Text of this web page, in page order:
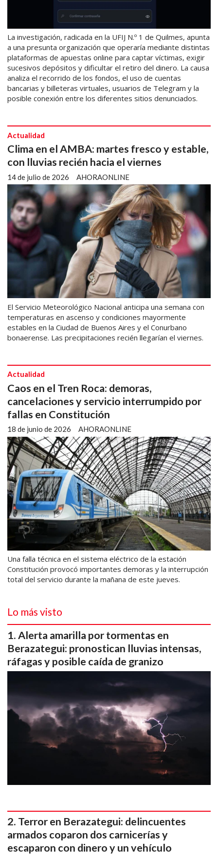
La investigación, radicada en la UFIJ N.º 1 de Quilmes, apunta
a una presunta organización que operaría mediante distintas
plataformas de apuestas online para captar víctimas, exigir
sucesivos depósitos y dificultar el retiro del dinero. La causa
analiza el recorrido de los fondos, el uso de cuentas
bancarias y billeteras virtuales, usuarios de Telegram y la
posible conexión entre los diferentes sitios denunciados.
Clima en el AMBA: martes fresco y estable,
con lluvias recién hacia el viernes
AHORAONLINE
Actualidad
14 de julio de 2026
El Servicio Meteorológico Nacional anticipa una semana con
temperaturas en ascenso y condiciones mayormente
estables en la Ciudad de Buenos Aires y el Conurbano
bonaerense. Las precipitaciones recién llegarían el viernes.
Caos en el Tren Roca: demoras,
cancelaciones y servicio interrumpido por
fallas en Constitución
AHORAONLINE
Actualidad
18 de junio de 2026
Una falla técnica en el sistema eléctrico de la estación
Constitución provocó importantes demoras y la interrupción
total del servicio durante la mañana de este jueves.
Lo más visto
Alerta amarilla por tormentas en
Berazategui: pronostican lluvias intensas,
ráfagas y posible caída de granizo
Terror en Berazategui: delincuentes
armados coparon dos carnicerías y
escaparon con dinero y un vehículo